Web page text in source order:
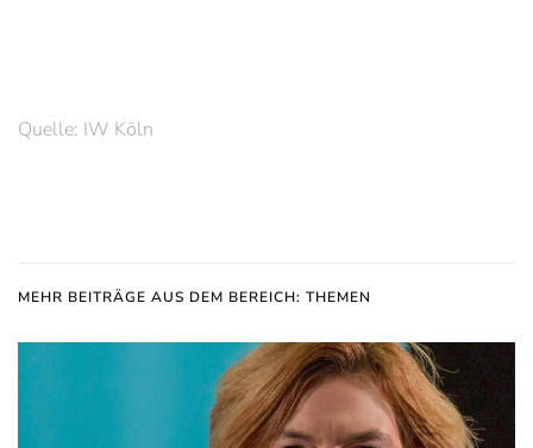
Quelle: IW Köln
MEHR BEITRÄGE AUS DEM BEREICH: THEMEN